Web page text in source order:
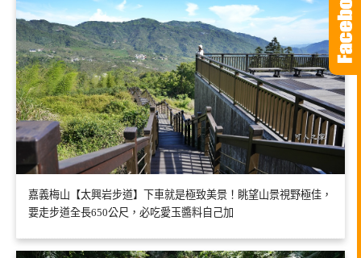
嘉義梅山【太興岩步道】下車就是極致美景！眺望山景視野極佳，
要走步道全長650公尺，必吃愛玉醬料自己加